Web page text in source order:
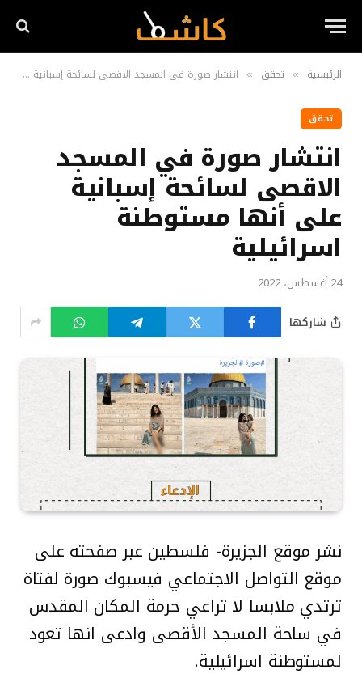
الرئيسية » تحقق » انتشار صورة في المسجد الاقصى لسائحة إسبانية على أنها مستوطنة اسرائيلية
تحقق
انتشار صورة في المسجد
الاقصى لسائحة إسبانية
على أنها مستوطنة
اسرائيلية
24 أغسطس، 2022
شاركها
نشر موقع الجزيرة- فلسطين عبر صفحته على
موقع التواصل الاجتماعي فيسبوك صورة لفتاة
ترتدي ملابسا لا تراعي حرمة المكان المقدس
في ساحة المسجد الأقصى وادعى انها تعود
لمستوطنة اسرائيلية.